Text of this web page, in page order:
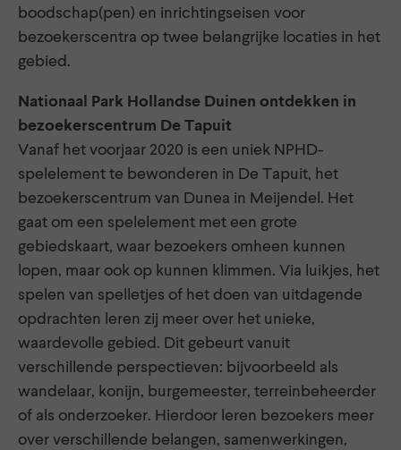
boodschap(pen) en inrichtingseisen voor
bezoekerscentra op twee belangrijke locaties in het
gebied.
Nationaal Park Hollandse Duinen ontdekken in
bezoekerscentrum De Tapuit
Vanaf het voorjaar 2020 is een uniek NPHD-
spelelement te bewonderen in De Tapuit, het
bezoekerscentrum van Dunea in Meijendel. Het
gaat om een spelelement met een grote
gebiedskaart, waar bezoekers omheen kunnen
lopen, maar ook op kunnen klimmen. Via luikjes, het
spelen van spelletjes of het doen van uitdagende
opdrachten leren zij meer over het unieke,
waardevolle gebied. Dit gebeurt vanuit
verschillende perspectieven: bijvoorbeeld als
wandelaar, konijn, burgemeester, terreinbeheerder
of als onderzoeker. Hierdoor leren bezoekers meer
over verschillende belangen, samenwerkingen,